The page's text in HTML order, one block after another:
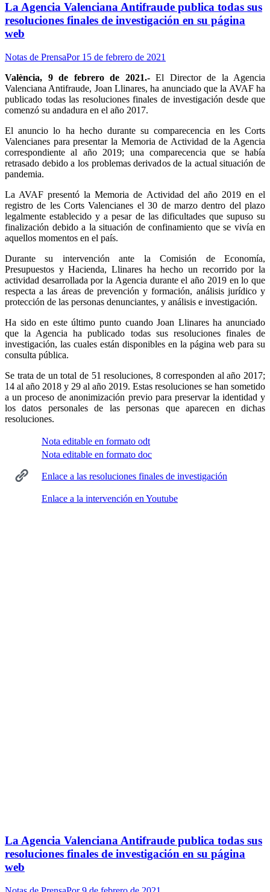
La Agencia Valenciana Antifraude publica todas sus
resoluciones finales de investigación en su página
web
Notas de PrensaPor 15 de febrero de 2021
València, 9 de febrero de 2021.-El Director de la Agencia
Valenciana Antifraude, Joan Llinares, ha anunciado que la AVAF ha
publicado todas las resoluciones finales de investigación desde que
comenzó su andadura en el año 2017.
El anuncio lo ha hecho durante su comparecencia en les Corts
Valencianes para presentar la Memoria de Actividad de la Agencia
correspondiente al año 2019; una comparecencia que se había
retrasado debido a los problemas derivados de la actual situación de
pandemia.
La AVAF presentó la Memoria de Actividad del año 2019 en el
registro de les Corts Valencianes el 30 de marzo dentro del plazo
legalmente establecido y a pesar de las dificultades que supuso su
finalización debido a la situación de confinamiento que se vivía en
aquellos momentos en el país.
Durante su intervención ante la Comisión de Economía,
Presupuestos y Hacienda, Llinares ha hecho un recorrido por la
actividad desarrollada por la Agencia durante el año 2019 en lo que
respecta a las áreas de prevención y formación, análisis jurídico y
protección de las personas denunciantes, y análisis e investigación.
Ha sido en este último punto cuando Joan Llinares ha anunciado
que la Agencia ha publicado todas sus resoluciones finales de
investigación, las cuales están disponibles en la página web para su
consulta pública.
Se trata de un total de 51 resoluciones, 8 corresponden al año 2017;
14 al año 2018 y 29 al año 2019. Estas resoluciones se han sometido
a un proceso de anonimización previo para preservar la identidad y
los datos personales de las personas que aparecen en dichas
resoluciones.
Nota editable en formato odt
Nota editable en formato doc
Enlace a las resoluciones finales de investigación
Enlace a la intervención en Youtube
La Agencia Valenciana Antifraude publica todas sus
resoluciones finales de investigación en su página
web